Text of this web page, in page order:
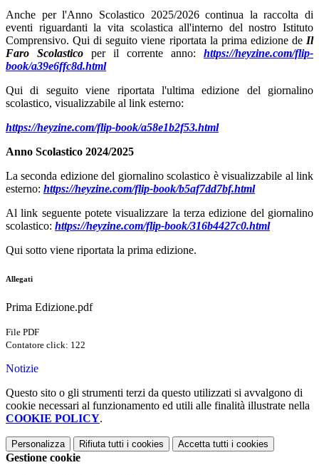
Anche per l'Anno Scolastico 2025/2026 continua la raccolta di
eventi riguardanti la vita scolastica all'interno del nostro Istituto
Comprensivo. Qui di seguito viene riportata la prima edizione de Il
Faro Scolastico per il corrente anno: https://heyzine.com/flip-
book/a39e6ffc8d.html
Qui di seguito viene riportata l'ultima edizione del giornalino
scolastico, visualizzabile al link esterno:
https://heyzine.com/flip-book/a58e1b2f53.html
Anno Scolastico 2024/2025
La seconda edizione del giornalino scolastico è visualizzabile al link
esterno: https://heyzine.com/flip-book/b5af7dd7bf.html
Al link seguente potete visualizzare la terza edizione del giornalino
scolastico: https://heyzine.com/flip-book/316b4427c0.html
Qui sotto viene riportata la prima edizione.
Allegati
Prima Edizione.pdf
File PDF
Contatore click: 122
Notizie
Questo sito o gli strumenti terzi da questo utilizzati si avvalgono di
cookie necessari al funzionamento ed utili alle finalità illustrate nella
COOKIE POLICY.
Personalizza Rifiuta tutti i cookies Accetta tutti i cookies
Gestione cookie